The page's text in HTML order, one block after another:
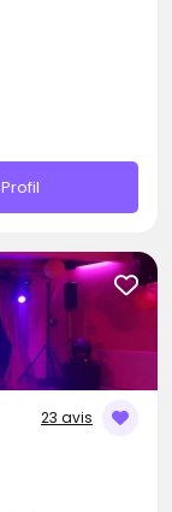
Profil
23 avis